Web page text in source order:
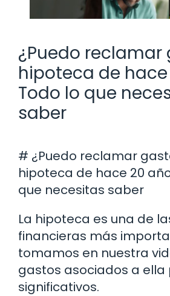
¿Puedo reclamar
hipoteca de
Todo lo que
saber
# ¿Puedo reclamar
hipoteca de hace 20
que necesitas saber
La hipoteca es una de
financieras más
tomamos en nuestra
gastos asociados a ella
significativos.